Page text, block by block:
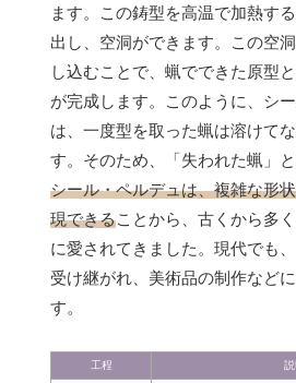
ます。この鋳型を高温で加熱す
出し、空洞ができます。この空
し込むことで、蝋でできた原型
が完成します。このように、シ
は、一度型を取った蝋は溶けて
す。そのため、「失われた蝋」と
シール・ペルデュは、複雑な形
現できることから、古くから多
に愛されてきました。現代でも
受け継がれ、美術品の制作など
す。
工程 説